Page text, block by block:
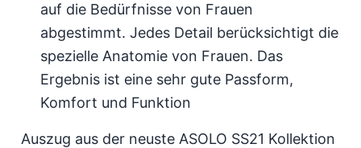
auf die Bedürfnisse von Frauen
abgestimmt. Jedes Detail berücksichtigt die
spezielle Anatomie von Frauen. Das
Ergebnis ist eine sehr gute Passform,
Komfort und Funktion
Auszug aus der neuste ASOLO SS21 Kollektion